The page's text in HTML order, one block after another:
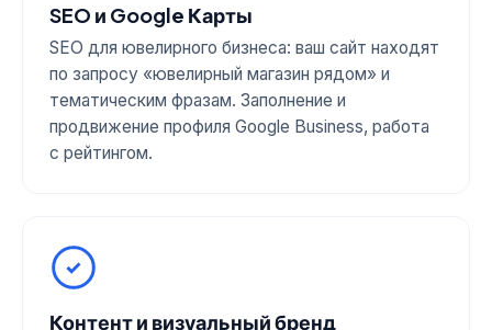
SEO и Google Карты
SEO для ювелирного бизнеса: ваш сайт находят
по запросу «ювелирный магазин рядом» и
тематическим фразам. Заполнение и
продвижение профиля Google Business, работа
с рейтингом.
Контент и визуальный бренд